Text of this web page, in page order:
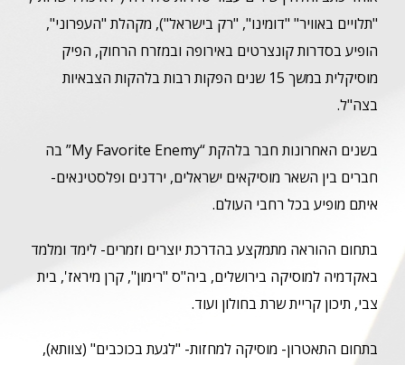
"תלויים באוויר" "דומינו", "רק בישראל"), מקהלת "העפרוני",
הופיע בסדרות קונצרטים באירופה ובמזרח הרחוק, הפיק
מוסיקלית במשך 15 שנים הפקות רבות בלהקות הצבאיות
בצה"ל.
בשנים האחרונות חבר בלהקת “My Favorite Enemy” בה
חברים בין השאר מוסיקאים ישראלים, ירדנים ופלסטינאים-
איתם מופיע בכל רחבי העולם.
בתחום ההוראה מתמקצע בהדרכת יוצרים וזמרים- לימד ומלמד
באקדמיה למוסיקה בירושלים, ביה"ס "רימון", קרן מיראז', בית
צבי, תיכון קריית שרת בחולון ועוד.
בתחום התאטרון- מוסיקה למחזות- "לגעת בכוכבים" (צוותא),